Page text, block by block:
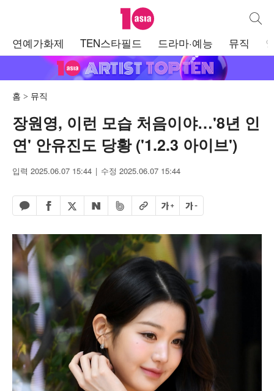
텐아시아 통합
연예가화제 TEN스타필드 드라마·예능 뮤직
홈 뮤직
장원영, 이런 모습 처음이야…'8년 인
연' 안유진도 당황 ('1.2.3 아이브')
입력 2025.06.07 15:44 수정 2025.06.07 15:44
카카오톡 공유하기
페이스북 공유하기
엑스 공유하기
네이버 공유하기
밴드 공유하기
URL복사글자 크게글자 작게